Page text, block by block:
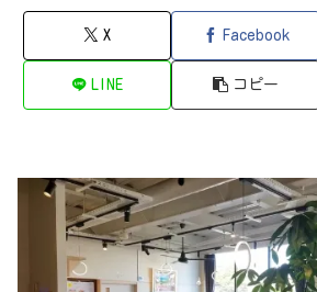
X Facebook
LINE コピー